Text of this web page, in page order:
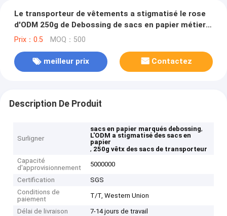
Le transporteur de vêtements a stigmatisé le rose
d'ODM 250g de Debossing de sacs en papier métier
rouge bleu pour le mariage d'habillement
Prix：0.5 MOQ：500
meilleur prix Contactez
Description De Produit
Surligner
sacs en papier marqués debossing,
L'ODM a stigmatisé des sacs en
papier
, 250g vêtx des sacs de transporteur
Capacité
d'approvisionnement
5000000
Certification
SGS
Conditions de
paiement
T/T, Western Union
Délai de livraison 7-14 jours de travail